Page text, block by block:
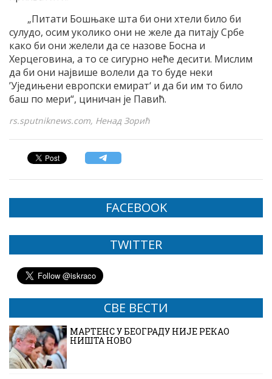
„Питати Бошњаке шта би они хтели било би
сулудо, осим уколико они не желе да питају Србе
како би они желели да се назове Босна и
Херцеговина, а то се сигурно неће десити. Мислим
да би они највише волели да то буде неки
’Уједињени европски емират‘ и да би им то било
баш по мери“, циничан је Павић.
rs.sputniknews.com, Ненад Зорић
FACEBOOK
TWITTER
СВЕ ВЕСТИ
МАРТЕНС У БЕОГРАДУ НИЈЕ РЕКАО
НИШТА НОВО